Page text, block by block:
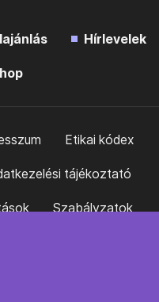
Hírlevelek
Etikai kódex
tájékoztató
Szabályzatok